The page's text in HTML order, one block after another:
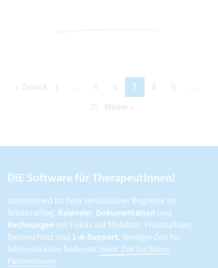
« Zurück 1 … 5 6 7 8 9
…
25
Weiter »
DIE Software für TherapeutInnen!
appointmed ist Dein verlässlicher Begleiter im
Arbeitsalltag. Kalender, Dokumentation und
Rechnungen mit Fokus auf Mobilität, Privatsphäre,
Datenschutz und 1-A-Support. Weniger Zeit für
Administration bedeutet mehr Zeit für Deine
PatientInnen!